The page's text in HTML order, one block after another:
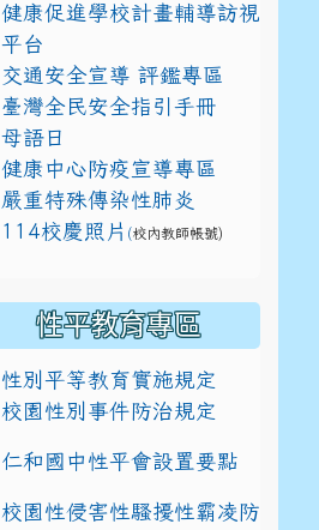
健康促進學校計畫輔導訪視
平台
交通安全宣導 評鑑專區
臺灣全民安全指引手冊
母語日
健康中心防疫宣導專區
嚴重特殊傳染性肺炎
114校慶照片 (校內教師帳號)
性平教育專區
性別平等教育實施規定
校園性別事件防治規定
仁和國中性平會設置要點
校園性侵害性騷擾性霸凌防